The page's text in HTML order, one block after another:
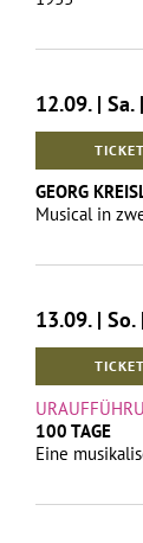
12.09. |
GEORG
Musical in
13.09. |
100 TAGE
Eine